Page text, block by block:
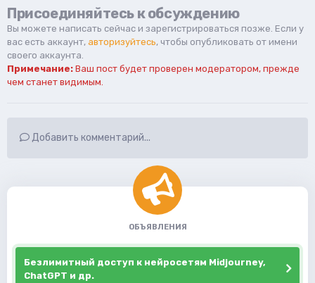
Присоединяйтесь к обсуждению
Вы можете написать сейчас и зарегистрироваться позже. Если у
вас есть аккаунт, авторизуйтесь, чтобы опубликовать от имени
своего аккаунта.
Примечание: Ваш пост будет проверен модератором, прежде
чем станет видимым.
Добавить комментарий...
ОБЪЯВЛЕНИЯ
Безлимитный доступ к нейросетям Midjourney,
ChatGPT и др.